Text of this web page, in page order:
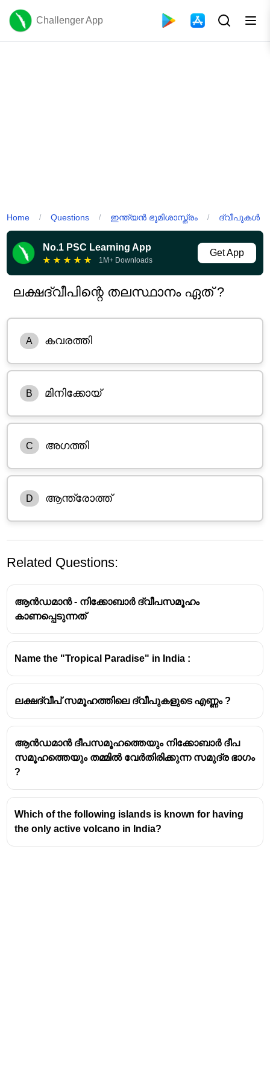
Challenger App
Home / Questions / ഇന്ത്യൻ ഭൂമിശാസ്ത്രം / ദ്വീപുകൾ
No.1 PSC Learning App
★ ★ ★ ★ ★ 1M+ Downloads
Get App
ലക്ഷദ്വീപിന്റെ തലസ്ഥാനം ഏത് ?
A കവരത്തി
B മിനിക്കോയ്
C അഗത്തി
D ആന്ത്രോത്ത്
Related Questions:
ആൻഡമാൻ - നിക്കോബാർ ദ്വീപസമൂഹം
കാണപ്പെടുന്നത്
Name the "Tropical Paradise" in India :
ലക്ഷദ്വീപ് സമൂഹത്തിലെ ദ്വീപുകളുടെ എണ്ണം ?
ആൻഡമാൻ ദീപസമൂഹത്തെയും നിക്കോബാർ ദീപ
സമൂഹത്തെയും തമ്മിൽ വേർതിരിക്കുന്ന സമുദ്ര ഭാഗം
?
Which of the following islands is known for having
the only active volcano in India?